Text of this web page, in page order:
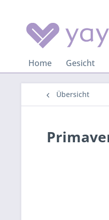
Home Gesicht
Übersicht